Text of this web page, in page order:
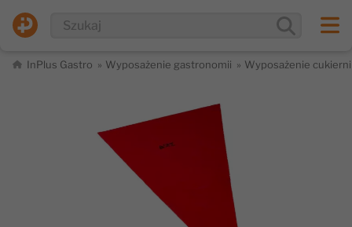
InPlus Gastro Wyposażenie gastronomii Wyposażenie cukierni